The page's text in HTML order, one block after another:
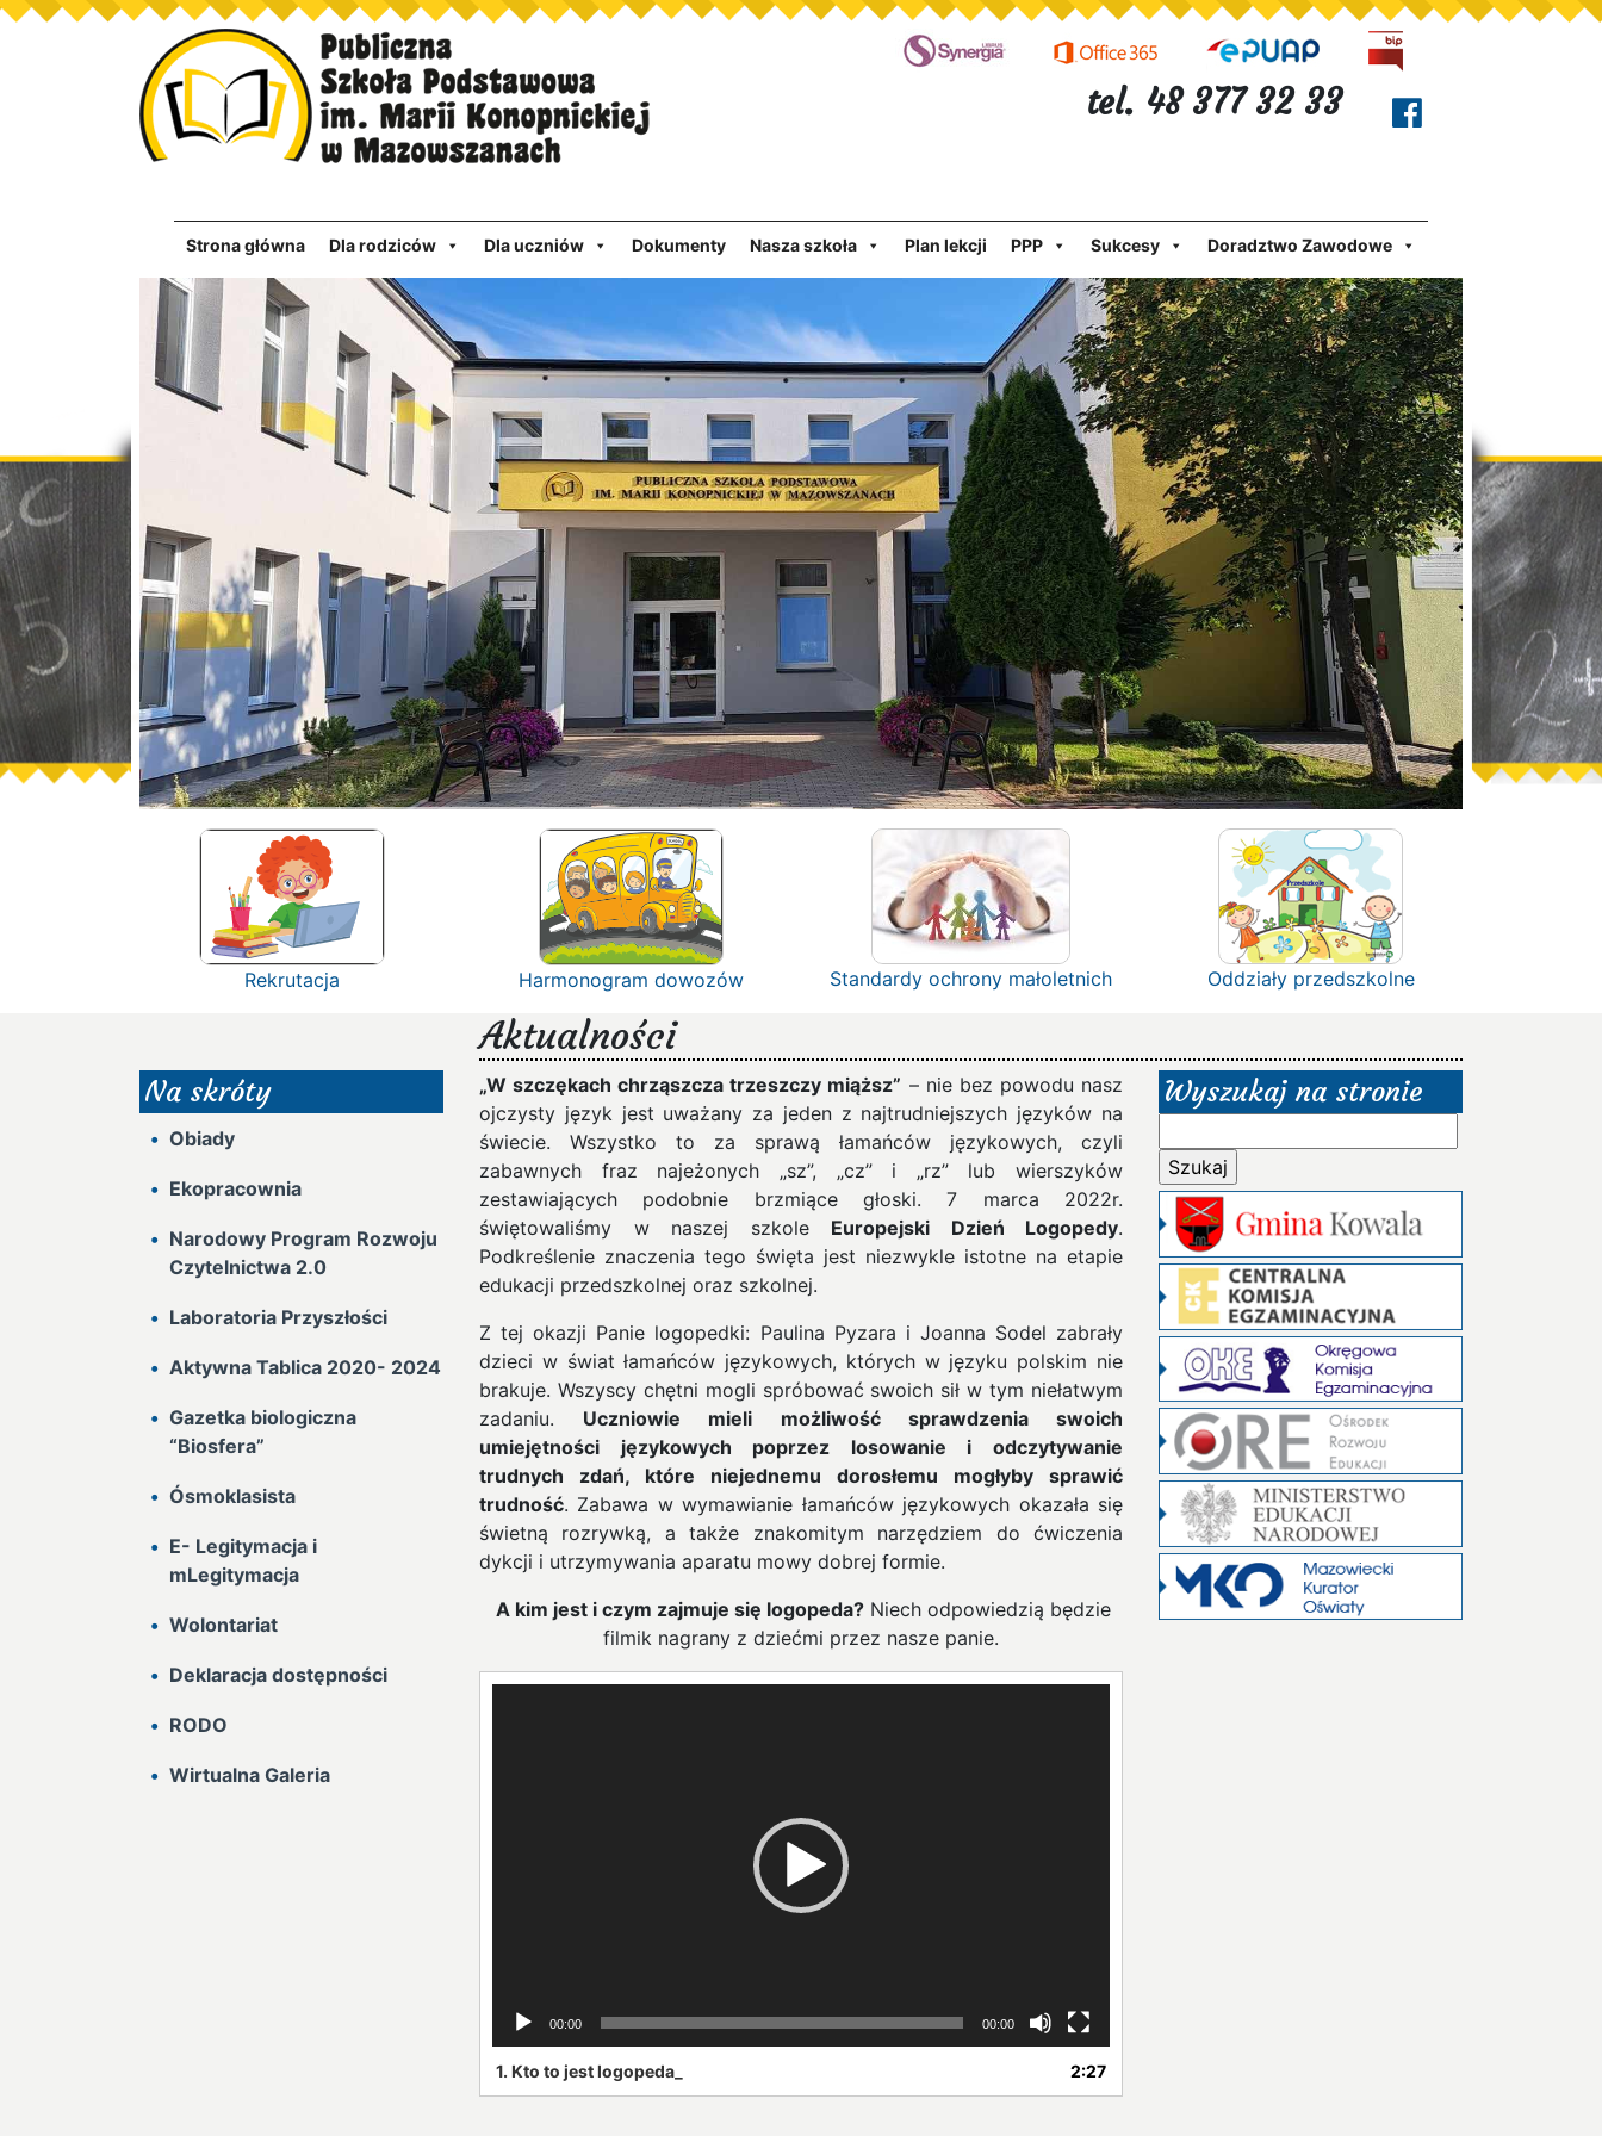
tel. 48 377 32 33
Strona główna Dla rodziców Dla uczniów Dokumenty Nasza szkoła Plan lekcji PPP Sukcesy Doradztwo Zawodowe
Rekrutacja Harmonogram dowozów Standardy ochrony małoletnich Oddziały przedszkolne
Aktualności
Na skróty
Obiady
Ekopracownia
Narodowy Program Rozwoju
Czytelnictwa 2.0
Laboratoria Przyszłości
Aktywna Tablica 2020- 2024
Gazetka biologiczna
“Biosfera”
Ósmoklasista
E- Legitymacja i
mLegitymacja
Wolontariat
Deklaracja dostępności
RODO
Wirtualna Galeria
„W szczękach chrząszcza trzeszczy miąższ” – nie bez powodu nasz
ojczysty język jest uważany za jeden z najtrudniejszych języków na
świecie. Wszystko to za sprawą łamańców językowych, czyli
zabawnych fraz najeżonych „sz”, „cz” i „rz” lub wierszyków
zestawiających podobnie brzmiące głoski.7 marca 2022r.
świętowaliśmy w naszej szkole Europejski Dzień Logopedy.
Podkreślenie znaczenia tego święta jest niezwykle istotne na etapie
edukacji przedszkolnej oraz szkolnej.
Z tej okazji Panie logopedki: Paulina Pyzara i Joanna Sodel zabrały
dzieci w świat łamańców językowych, których w języku polskim nie
brakuje. Wszyscy chętni mogli spróbować swoich sił w tym niełatwym
zadaniu. Uczniowie mieli możliwość sprawdzenia swoich
umiejętności językowych poprzez losowanie i odczytywanie
trudnych zdań, które niejednemu dorosłemu mogłyby sprawić
trudność. Zabawa w wymawianie łamańców językowych okazała się
świetną rozrywką, a także znakomitym narzędziem do ćwiczenia
dykcji i utrzymywania aparatu mowy dobrej formie.
A kim jest i czym zajmuje się logopeda? Niech odpowiedzią będzie
filmik nagrany z dziećmi przez nasze panie.
00:00 00:00
1. Kto to jest logopeda_ 2:27
Wyszukaj na stronie